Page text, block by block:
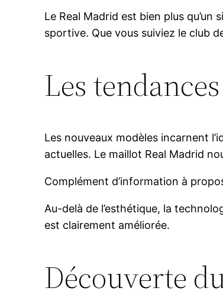
Le Real Madrid est bien plus
sportive. Que vous suiviez le club
Les
Les nouveaux modèles incarnent
actuelles. Le maillot Real Madrid
Complément d’information à
Au-delà de l’esthétique, la
est clairement améliorée.
Découverte